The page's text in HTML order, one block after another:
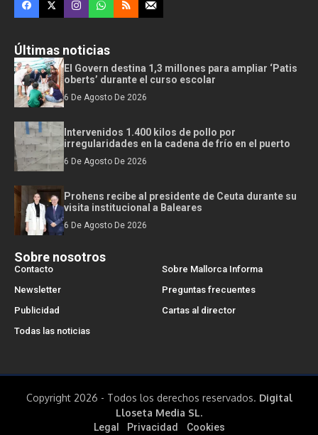
Últimas noticias
El Govern destina 1,3 millones para ampliar ‘Patis
oberts’ durante el curso escolar
6 De Agosto De 2026
Intervenidos 1.400 kilos de pollo por
irregularidades en la cadena de frío en el puerto
6 De Agosto De 2026
Prohens recibe al presidente de Ceuta durante su
visita institucional a Baleares
6 De Agosto De 2026
Sobre nosotros
Contacto
Sobre Mallorca Informa
Newsletter
Preguntas frecuentes
Publicidad
Cartas al director
Todas las noticias
Copyright 2026 - Todos los derechos reservados. Digital
Lloseta Media SL.
Legal Privacidad Cookies